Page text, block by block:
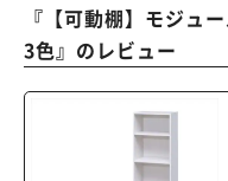
『 【可動棚】モジュ
3色』のレビュー